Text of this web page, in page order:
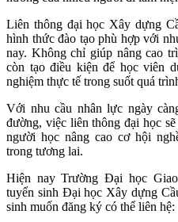
Liên thông đại học Xây dựng
hình thức đào tạo phù hợp với
nay. Không chỉ giúp nâng cao
còn tạo điều kiện để học viên
nghiệm thực tế trong suốt quá
Với nhu cầu nhân lực ngày
đường, việc liên thông đại học
người học nâng cao cơ hội
trong tương lai.
Hiện nay Trường Đại học
tuyển sinh Đại học Xây dựng
sinh muốn đăng ký có thể liên hệ: